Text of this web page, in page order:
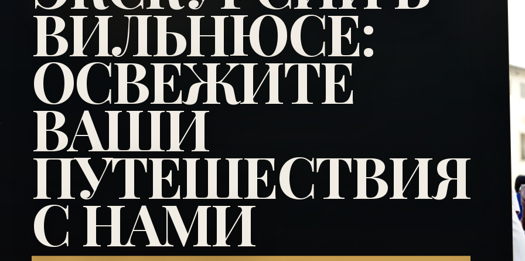
ВИЛЬНЮСЕ:
ОСВЕЖИТЕ
ВАШИ
ПУТЕШЕСТВИЯ
С НАМИ